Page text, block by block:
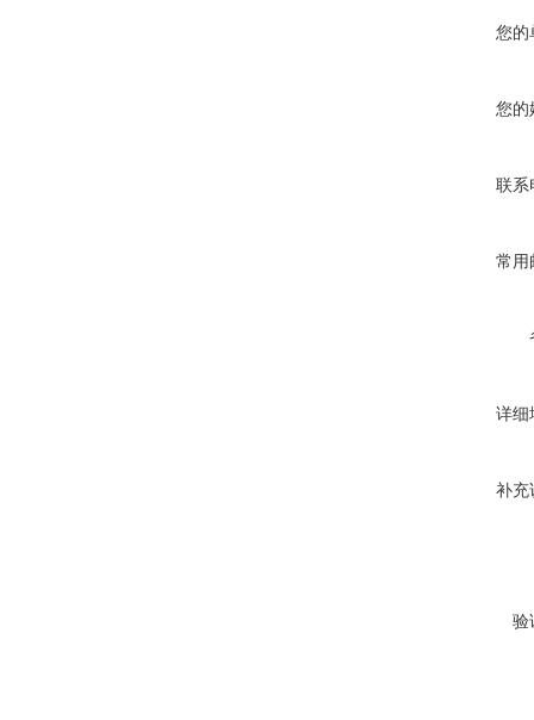
您的
您的
联系
常用
详细
补充
验